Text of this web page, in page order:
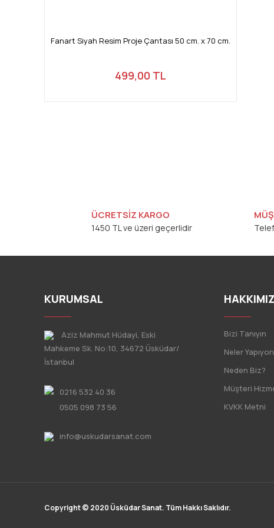
Fanart Siyah Resim Proje Çantası 50 cm. x 70 cm.
499,00 TL
ÜCRETSİZ KARGO
1450 TL ve üzeri geçerlidir
KURUMSAL
Aziz Mahmut Hüdayi, Eski
Mahkeme Sk. No:10, 34672 Üsküdar/
İstanbul
0216 532 40 36
0505 098 73 56
info@uskudarsanat.com
Bizi Tanıyın
Neler
Neden Biz?
Müşteri
KVKK Metni
Copyright © 2020 Üsküdar Sanat. Tüm Hakkı Saklıdır.